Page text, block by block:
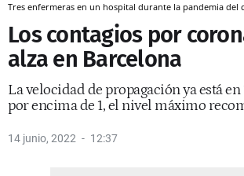
Tres enfermeras en un hospital durante la pandemia del
Los contagios por
alza en Barcelona
La velocidad de propagación ya está
por encima de 1, el nivel máximo
14 junio, 2022 12:37